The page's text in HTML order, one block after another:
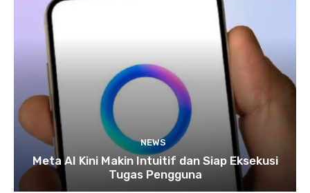
NEWS
Meta AI Kini Makin Intuitif dan Siap Eksekusi
Tugas Pengguna